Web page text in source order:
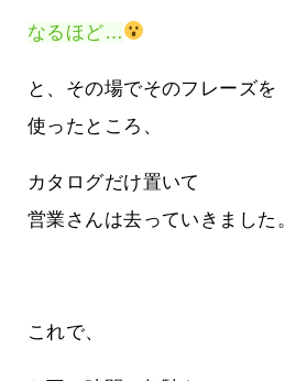
なるほど…
と、その場でそのフレーズを
使ったところ、
カタログだけ置いて
営業さんは去っていきました。
これで、